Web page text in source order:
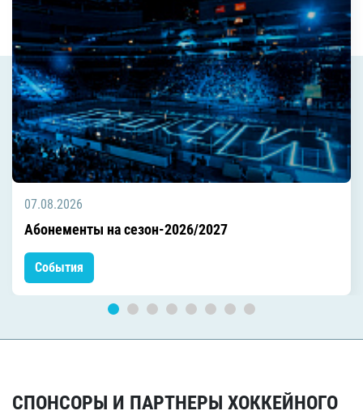
07.08.2026
Абонементы на сезон-2026/2027
События
СПОНСОРЫ И ПАРТНЕРЫ ХОККЕЙНОГО